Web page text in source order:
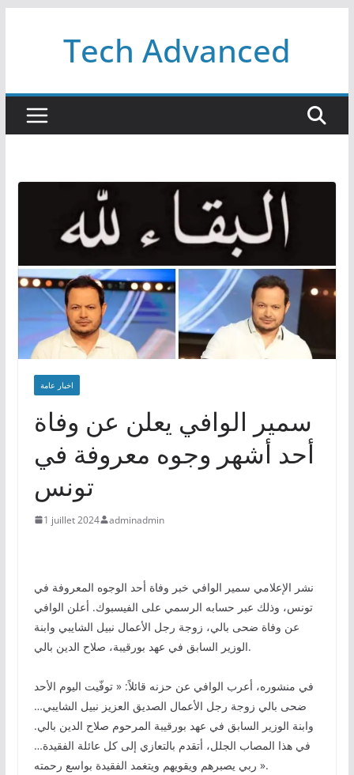
Tech Advanced
اخبار عامة
سمير الوافي يعلن عن وفاة
أحد أشهر وجوه معروفة في
تونس
1 juillet 2024 adminadmin
نشر الإعلامي سمير الوافي خبر وفاة أحد الوجوه المعروفة في
تونس، وذلك عبر حسابه الرسمي على الفيسبوك. أعلن الوافي
عن وفاة ضحى بالي، زوجة رجل الأعمال نبيل الشايبي وابنة
الوزير السابق في عهد بورقيبة، صلاح الدين بالي.
في منشوره، أعرب الوافي عن حزنه قائلاً: « توفّيت اليوم الأحد
ضحى بالي زوجة رجل الأعمال الصديق العزيز نبيل الشايبي…
وابنة الوزير السابق في عهد بورقيبة المرحوم صلاح الدين بالي.
في هذا المصاب الجلل، أتقدم بالتعازي إلى كل عائلة الفقيدة…
ربي يصبرهم ويقويهم ويتغمد الفقيدة بواسع رحمته ».